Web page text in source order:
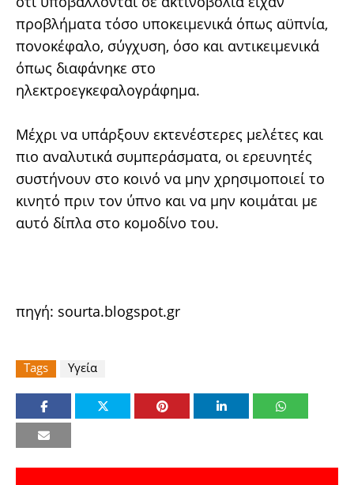
προβλήματα τόσο υποκειμενικά όπως αϋπνία,
πονοκέφαλο, σύγχυση, όσο και αντικειμενικά
όπως διαφάνηκε στο
ηλεκτροεγκεφαλογράφημα.
Μέχρι να υπάρξουν εκτενέστερες μελέτες και
πιο αναλυτικά συμπεράσματα, οι ερευνητές
συστήνουν στο κοινό να μην χρησιμοποιεί το
κινητό πριν τον ύπνο και να μην κοιμάται με
αυτό δίπλα στο κομοδίνο του.
πηγή: sourta.blogspot.gr
Tags Υγεία